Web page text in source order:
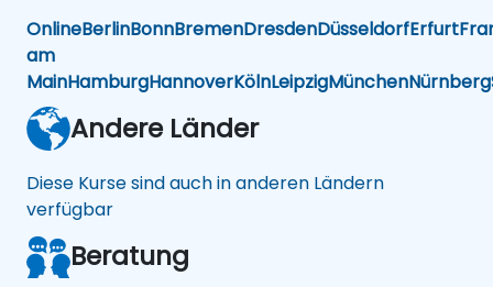
OnlineBerlinBonnBremenDresdenDüsseldorfErfurt
am
MainHamburgHannoverKölnLeipzigMünchenNürnberg
Andere Länder
Diese Kurse sind auch in anderen Ländern
verfügbar
Beratung